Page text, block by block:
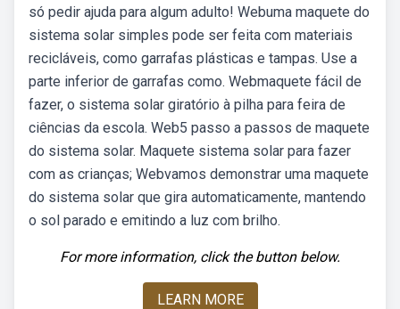
só pedir ajuda para algum adulto! Webuma maquete do
sistema solar simples pode ser feita com materiais
recicláveis, como garrafas plásticas e tampas. Use a
parte inferior de garrafas como. Webmaquete fácil de
fazer, o sistema solar giratório à pilha para feira de
ciências da escola. Web5 passo a passos de maquete
do sistema solar. Maquete sistema solar para fazer
com as crianças; Webvamos demonstrar uma maquete
do sistema solar que gira automaticamente, mantendo
o sol parado e emitindo a luz com brilho.
For more information, click the button below.
LEARN MORE